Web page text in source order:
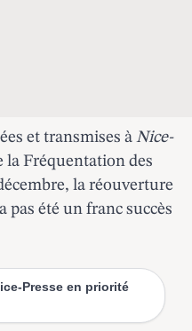
et transmises à Nice-
la Fréquentation des
la réouverture
pas été un franc succès
Presse en priorité